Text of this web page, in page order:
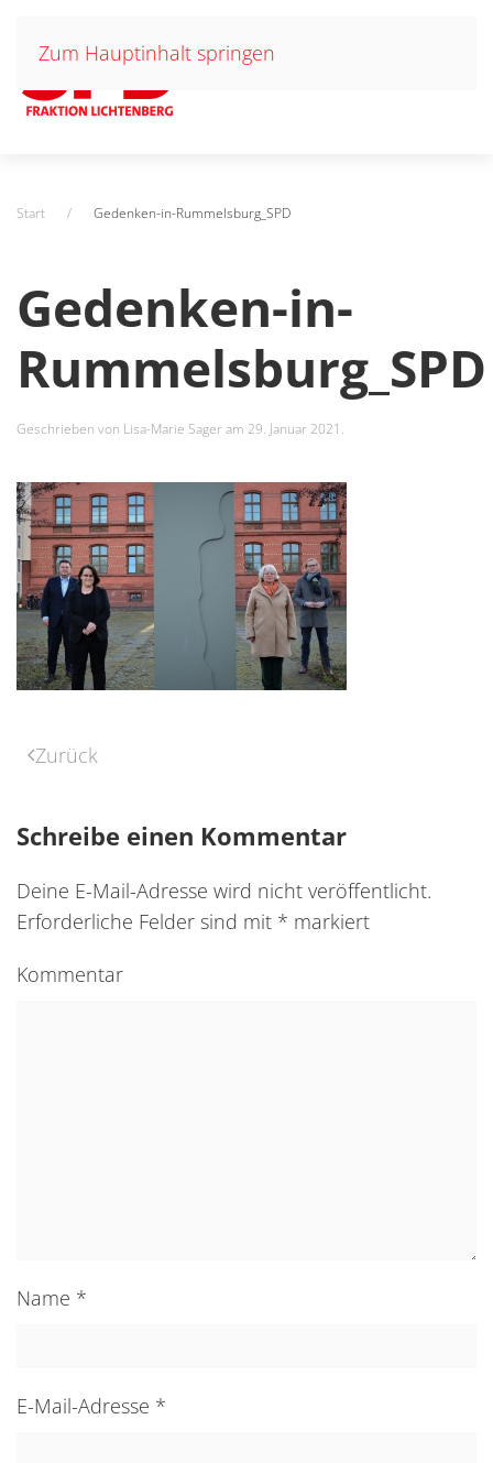
Zum Hauptinhalt springen
Start Gedenken-in-Rummelsburg_SPD
Gedenken-in-
Rummelsburg_SPD
Geschrieben von Lisa-Marie Sageram 29. Januar 2021 .
Zurück
Schreibe einen Kommentar
Deine E-Mail-Adresse wird nicht veröffentlicht.
Erforderliche Felder sind mit * markiert
Kommentar
Name *
E-Mail-Adresse *